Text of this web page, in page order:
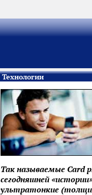
Технологии
Так называемые Card
сегодняшней
ультратонкие